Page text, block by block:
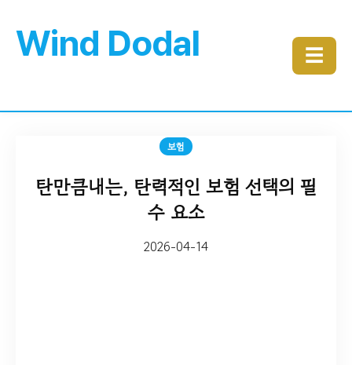
Wind Dodal ☰
보험
탄만큼내는, 탄력적인 보험 선택의 필
수 요소
2026-04-14